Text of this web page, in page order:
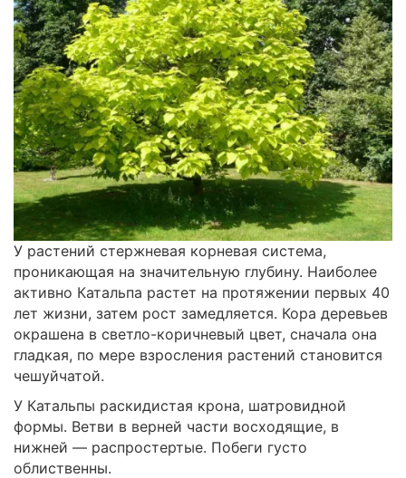
У растений стержневая корневая система,
проникающая на значительную глубину. Наиболее
активно Катальпа растет на протяжении первых 40
лет жизни, затем рост замедляется. Кора деревьев
окрашена в светло-коричневый цвет, сначала она
гладкая, по мере взросления растений становится
чешуйчатой.
У Катальпы раскидистая крона, шатровидной
формы. Ветви в верней части восходящие, в
нижней — распростертые. Побеги густо
облиственны.